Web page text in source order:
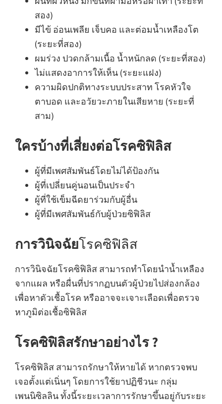
สอง)
มีไข้ อ่อนเพลีย เจ็บคอ และต่อมน้ำเหลืองโต
(ระยะที่สอง)
ผมร่วง ปวดกล้ามเนื้อ น้ำหนักลด (ระยะที่สอง)
ไม่แสดงอาการให้เห็น (ระยะแฝง)
ความผิดปกติทางระบบประสาท โรคหัวใจ
ตาบอด และอวัยวะภายในเสียหาย (ระยะที่
สาม)
ใครบ้างที่เสี่ยงต่อโรคซิฟิลิส
ผู้ที่มีเพศสัมพันธ์โดยไม่ได้ป้องกัน
ผู้ที่เปลี่ยนคู่นอนเป็นประจำ
ผู้ที่ใช้เข็มฉีดยาร่วมกับผู้อื่น
ผู้ที่มีเพศสัมพันธ์กับผู้ป่วยซิฟิลิส
การวินิจฉัยโรคซิฟิลิส
การวินิจฉัยโรคซิฟิลิส สามารถทำโดยนำน้ำเหลือง
จากแผล หรือผื่นที่ปรากฏบนตัวผู้ป่วยไปส่องกล้อง
เพื่อหาตัวเชื้อโรค หรืออาจจะเจาะเลือดเพื่อตรวจ
หาภูมิต่อเชื้อซิฟิลิส
โรคซิฟิลิสรักษาอย่างไร ?
โรคซิฟิลิส สามารถรักษาให้หายได้ หากตรวจพบ
เจอตั้งแต่เนิ่นๆ โดยการใช้ยาปฏิชีวนะ กลุ่ม
เพนนิซิลลิน ทั้งนี้ระยะเวลาการรักษาขึ้นอยู่กับระยะ